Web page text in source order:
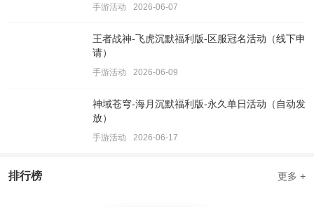
手游活动 2026-06-07
王者战神-飞虎沉默福利版-区服冠名活动（线下申
请）
手游活动 2026-06-09
神域苍穹-海月沉默福利版-永久单日活动（自动发
放）
手游活动 2026-06-17
排行榜 更多 +